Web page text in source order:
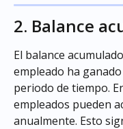
2. Balance
El balance
empleado ha
periodo de tiempo.
empleados pueden
anualmente. Esto